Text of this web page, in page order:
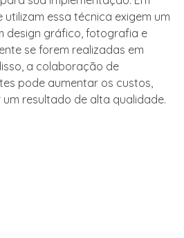
essa técnica exigem um
design gráfico, fotografia e
se forem realizadas em
a colaboração de
pode aumentar os custos,
resultado de alta qualidade.